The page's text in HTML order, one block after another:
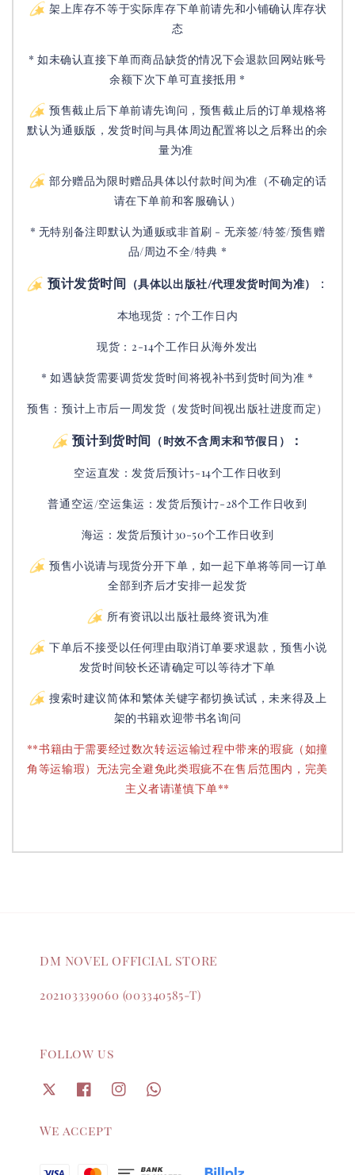
架上库存不等于实际库存下单前请先和小铺确认库存状
态
* 如未确认直接下单而商品缺货的情况下会退款回网站账号
余额下次下单可直接抵用 *
预售截止后下单前请先询问，预售截止后的订单规格将
默认为通贩版，发货时间与具体周边配置将以之后释出的余
量为准
部分赠品为限时赠品具体以付款时间为准（不确定的话
请在下单前和客服确认）
* 无特别备注即默认为通贩或非首刷 - 无亲签/特签/预售赠
品/周边不全/特典 *
预计发货时间 （具体以出版社/代理发货时间为准） ：
本地现货：7个工作日内
现货：2-14个工作日从海外发出
* 如遇缺货需要调货发货时间将视补书到货时间为准 *
预售：预计上市后一周发货（发货时间视出版社进度而定）
预计到货时间 （时效不含周末和节假日） ：
空运直发：发货后预计5-14个工作日收到
普通空运/空运集运：发货后预计7-28个工作日收到
海运：发货后预计30-50个工作日收到
预售小说请与现货分开下单，如一起下单将等同一订单
全部到齐后才安排一起发货
所有资讯以出版社最终资讯为准
下单后不接受以任何理由取消订单要求退款，预售小说
发货时间较长还请确定可以等待才下单
搜索时建议简体和繁体关键字都切换试试，未来得及上
架的书籍欢迎带书名询问
**书籍由于需要经过数次转运运输过程中带来的瑕疵（如撞
角等运输瑕）无法完全避免此类瑕疵不在售后范围内，完美
主义者请谨慎下单**
DM NOVEL OFFICIAL STORE
202103339060 (003340585-T)
Follow us
We accept